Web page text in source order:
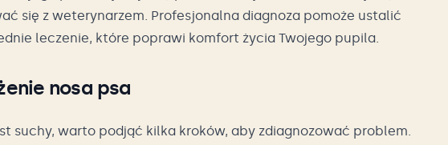
się z weterynarzem. Profesjonalna diagnoza pomoże ustalić
leczenie, które poprawi komfort życia Twojego pupila.
nosa psa
suchy, warto podjąć kilka kroków, aby zdiagnozować problem.